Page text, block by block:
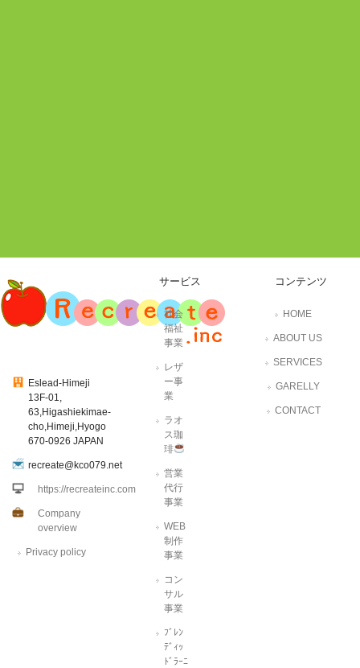
Eslead-Himeji
13F-01,
63,Higashiekimae-
cho,Himeji,Hyogo
670-0926 JAPAN
recreate@kco079.net
https://recreateinc.com
Company
overview
Privacy policy
サービス
社会
福祉
事業
レザ
ー事
業
ラオ
ス珈
琲
営業
代行
事業
WEB
制作
事業
コン
サル
事業
ﾌﾞﾚﾝ
ﾃﾞｨｯ
ﾄﾞﾗｰﾆ
コンテンツ
HOME
ABOUT US
SERVICES
GARELLY
CONTACT